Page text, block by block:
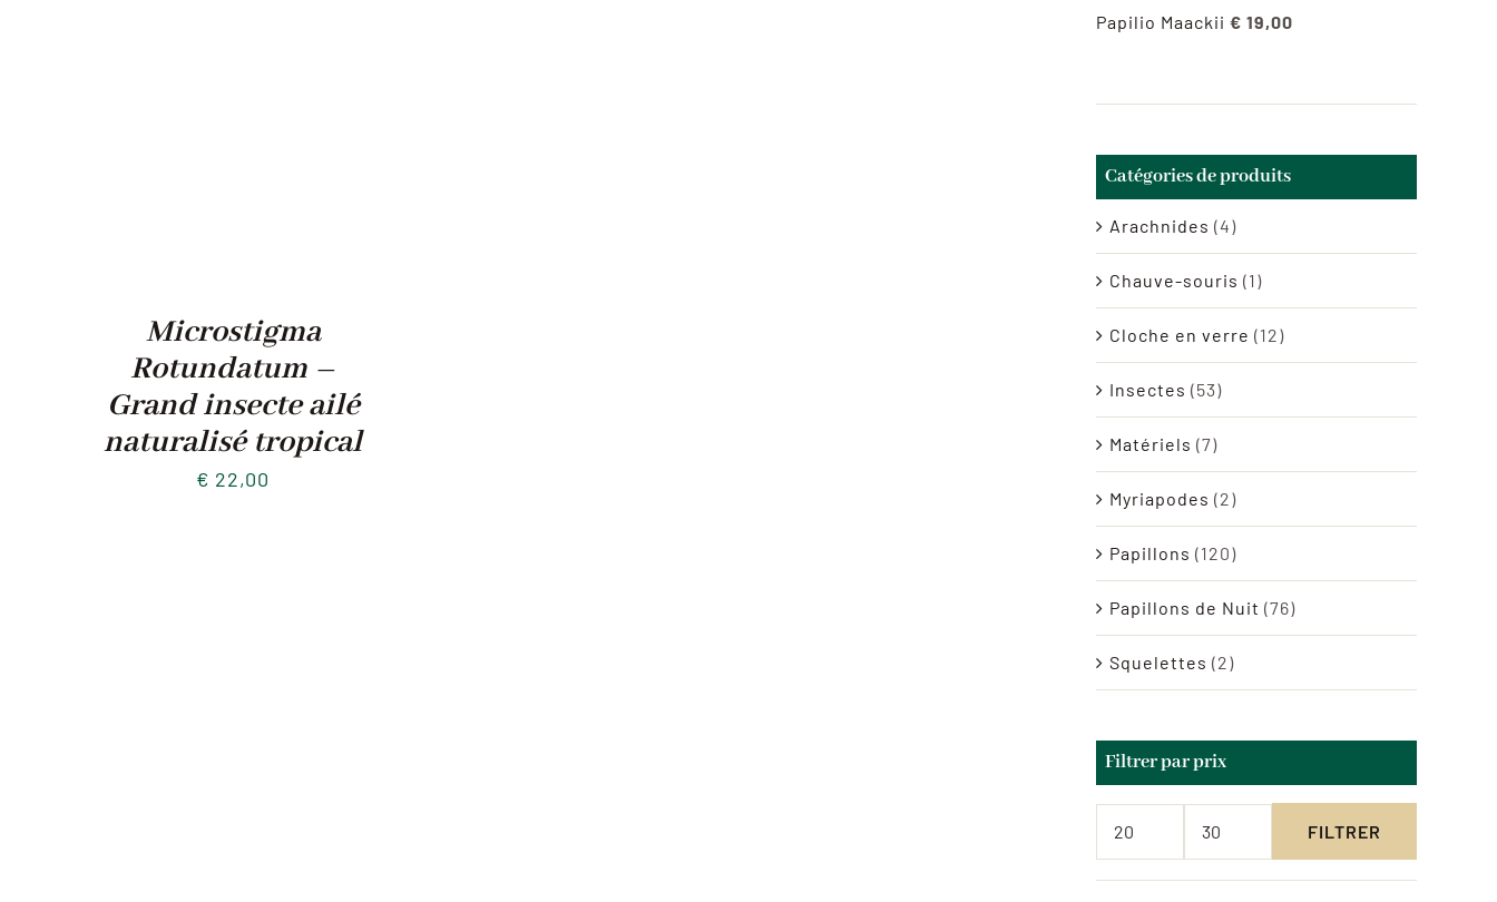
Microstigma
Rotundatum –
Grand insecte ailé
naturalisé tropical
€ 22,00
Papilio Maackii € 19,00
Catégories de produits
Arachnides (4)
Chauve-souris (1)
Cloche en verre (12)
Insectes (53)
Matériels (7)
Myriapodes (2)
Papillons (120)
Papillons de Nuit (76)
Squelettes (2)
Filtrer par prix
Prix
min
Prix
max
FILTRER